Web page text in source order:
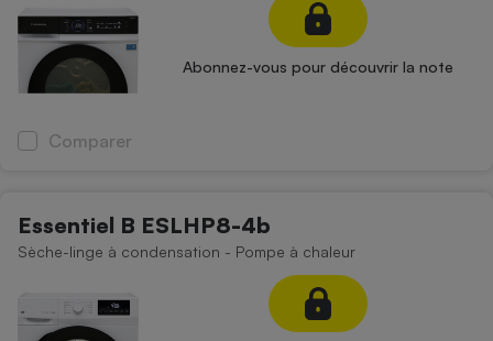
Abonnez-vous pour découvrir la note
Comparer
Essentiel B ESLHP8-4b
Sèche-linge à condensation - Pompe à chaleur